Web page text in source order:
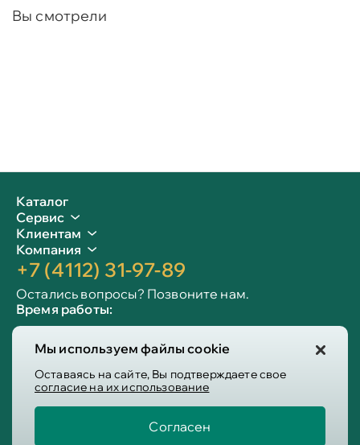
Мы используем файлы cookie
Оставаясь на сайте, Вы подтверждаете свое
согласие на их использование
Согласен
Вы смотрели
Каталог
Сервис
Клиентам
Компания
+7 (4112) 31-97-89
Остались вопросы? Позвоните нам.
Время работы:
Сб-вс: 10:00 - 19:00
Info@victoria-mebel.ru